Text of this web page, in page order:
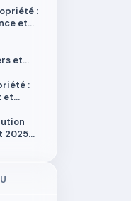
:
et
et
:
et
2025